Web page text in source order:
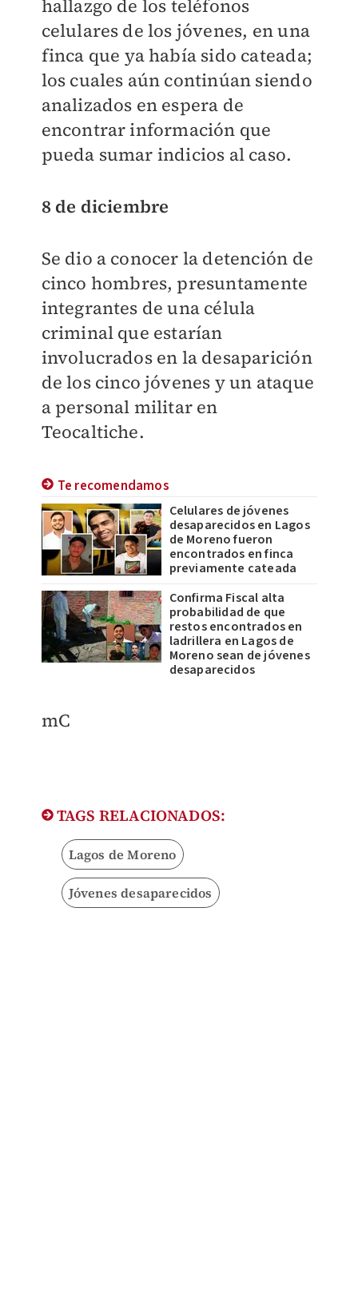
hallazgo de los teléfonos
celulares de los jóvenes, en una
finca que ya había sido cateada;
los cuales aún continúan siendo
analizados en espera de
encontrar información que
pueda sumar indicios al caso.
8 de diciembre
Se dio a conocer la detención de
cinco hombres, presuntamente
integrantes de una célula
criminal que estarían
involucrados en la desaparición
de los cinco jóvenes y un ataque
a personal militar en
Teocaltiche.
Te recomendamos
Celulares de jóvenes
desaparecidos en Lagos
de Moreno fueron
encontrados en finca
previamente cateada
Confirma Fiscal alta
probabilidad de que
restos encontrados en
ladrillera en Lagos de
Moreno sean de jóvenes
desaparecidos
mC
TAGS RELACIONADOS:
Lagos de Moreno
Jóvenes desaparecidos